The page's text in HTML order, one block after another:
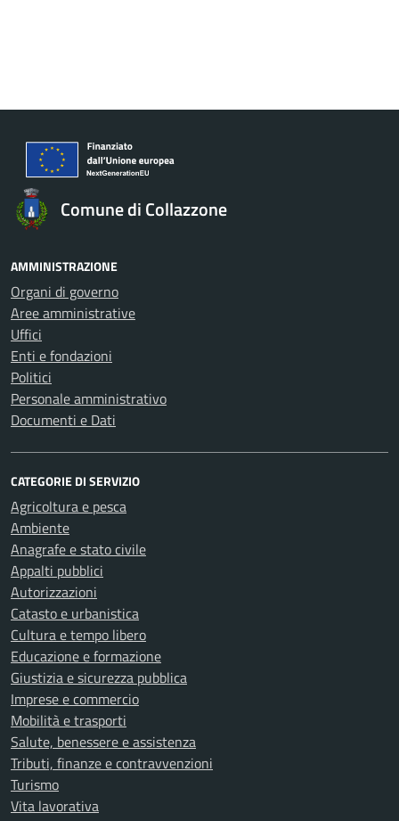
Comune di Collazzone
AMMINISTRAZIONE
Organi di governo
Aree amministrative
Uffici
Enti e fondazioni
Politici
Personale amministrativo
Documenti e Dati
CATEGORIE DI SERVIZIO
Agricoltura e pesca
Ambiente
Anagrafe e stato civile
Appalti pubblici
Autorizzazioni
Catasto e urbanistica
Cultura e tempo libero
Educazione e formazione
Giustizia e sicurezza pubblica
Imprese e commercio
Mobilità e trasporti
Salute, benessere e assistenza
Tributi, finanze e contravvenzioni
Turismo
Vita lavorativa